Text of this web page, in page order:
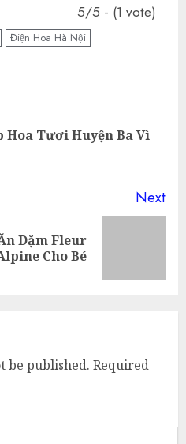
5/5 - (1 vote)
Điện Hoa Hà Nội
Hoa Tươi Huyện Ba Vì
Next
Dặm Fleur
Cho Bé
be published. Required